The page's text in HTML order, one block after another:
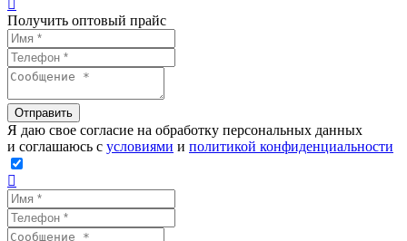
Получить оптовый прайс
Отправить
Я даю свое согласие на обработку персональных данных
и соглашаюсь с условиями и политикой конфиденциальности